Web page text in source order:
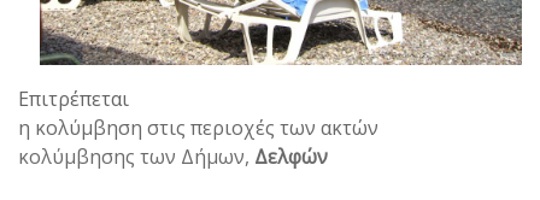
Επιτρέπεται
η κολύμβηση στις περιοχές των ακτών
κολύμβησης των Δήμων, Δελφών